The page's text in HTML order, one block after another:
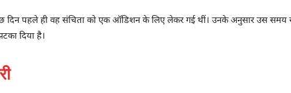
दिन पहले ही वह संचिता को एक ऑडिशन के लिए लेकर गई थीं। उनके अनुसार उस समय
दिया है।